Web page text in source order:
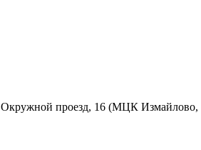
Окружной проезд, 16 (МЦК Измайлово,